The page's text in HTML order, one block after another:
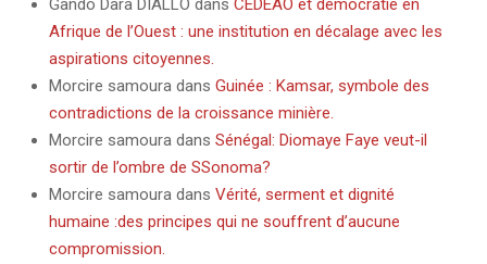
Afrique de l’Ouest : une institution en décalage avec les
aspirations citoyennes.
Morcire samoura dans Guinée : Kamsar, symbole des
contradictions de la croissance minière.
Morcire samoura dans Sénégal: Diomaye Faye veut-il
sortir de l’ombre de SSonoma?
Morcire samoura dans Vérité, serment et dignité
humaine :des principes qui ne souffrent d’aucune
compromission.